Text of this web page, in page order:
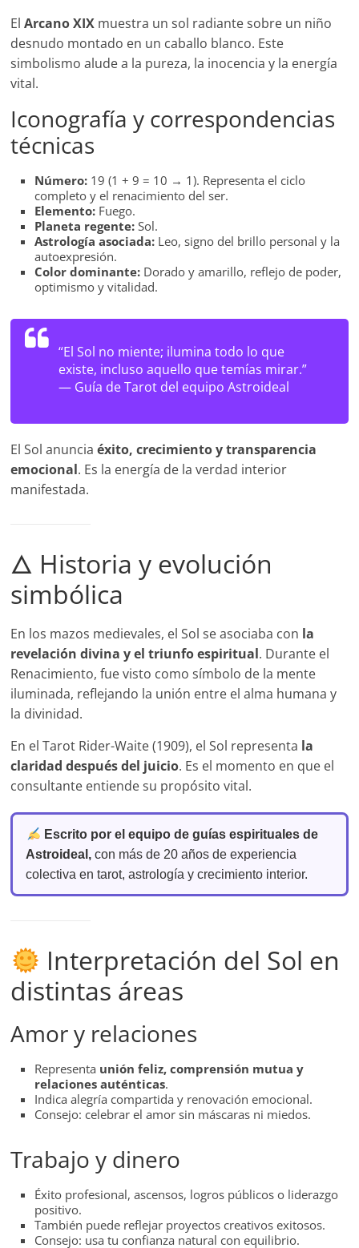
ElArcano XIX muestra un sol radiante sobre un niño
desnudo montado en un caballo blanco. Este
simbolismo alude a la pureza, la inocencia y la energía
vital.
Iconografía y correspondencias
técnicas
Número: 19 (1 + 9 = 10 → 1). Representa el ciclo
completo y el renacimiento del ser.
Elemento: Fuego.
Planeta regente: Sol.
Astrología asociada: Leo, signo del brillo personal y la
autoexpresión.
Color dominante: Dorado y amarillo, reflejo de poder,
optimismo y vitalidad.
“El Sol no miente; ilumina todo lo que
existe, incluso aquello que temías mirar.”
— Guía de Tarot del equipo Astroideal
El Sol anunciaéxito, crecimiento y transparencia
emocional. Es la energía de la verdad interior
manifestada.
🜂 Historia y evolución
simbólica
En los mazos medievales, el Sol se asociaba con la
revelación divina y el triunfo espiritual. Durante el
Renacimiento, fue visto como símbolo de la mente
iluminada, reflejando la unión entre el alma humana y
la divinidad.
En el Tarot Rider-Waite (1909), el Sol representa la
claridad después del juicio. Es el momento en que el
consultante entiende su propósito vital.
Escrito por el equipo de guías espirituales de
Astroideal, con más de 20 años de experiencia
colectiva en tarot, astrología y crecimiento interior.
Interpretación del Sol en
distintas áreas
Amor y relaciones
Representa unión feliz, comprensión mutua y
relaciones auténticas.
Indica alegría compartida y renovación emocional.
Consejo: celebrar el amor sin máscaras ni miedos.
Trabajo y dinero
Éxito profesional, ascensos, logros públicos o liderazgo
positivo.
También puede reflejar proyectos creativos exitosos.
Consejo: usa tu confianza natural con equilibrio.